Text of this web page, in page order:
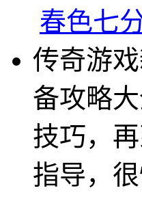
春色七
传奇游
备攻略
技巧，
指导，